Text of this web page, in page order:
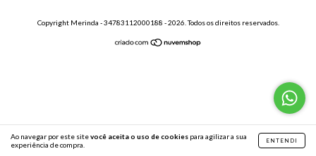
Ao navegar por este sitevocê aceita o uso de cookies para agilizar a sua
experiência de compra.
ENTENDI
Copyright Merinda - 34783112000188 - 2026. Todos os direitos reservados.